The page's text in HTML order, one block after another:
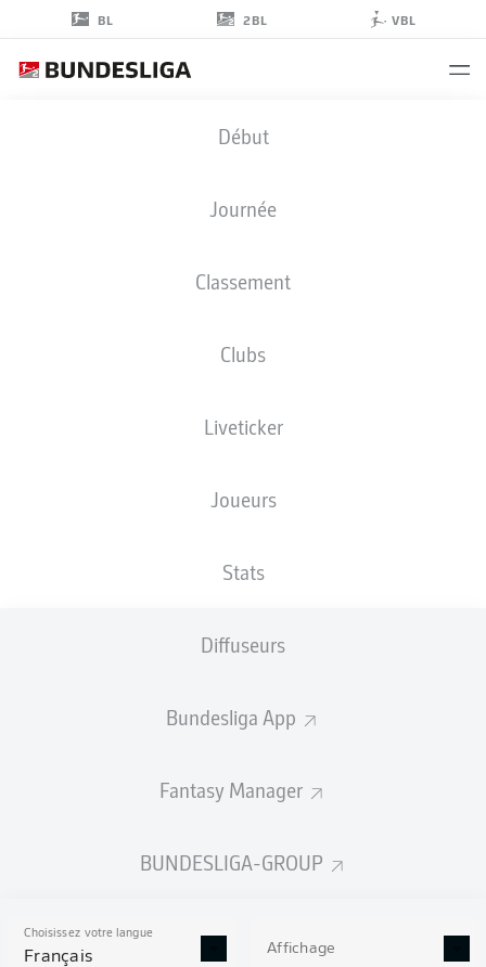
BL 2BL VBL
Début
Journée
Classement
Clubs
Liveticker
Joueurs
Stats
Diffuseurs
Bundesliga App
Fantasy Manager
BUNDESLIGA-GROUP
Choisissez votre langue
Français Affichage
STATS DE LA SAISON
2022/2023